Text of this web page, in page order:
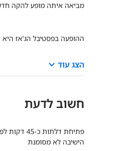
מביאה איתה מופע להקה
ההופעה בפסטיבל הג'אז היא
הצג עוד keyboard_arrow_down
חשוב לדעת
פתיחת דלתות כ-45 דקות לפני תחילת המופע
הישיבה לא מסומנת